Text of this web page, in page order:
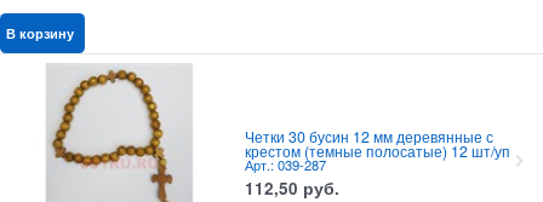
В корзину
Четки 30 бусин 12 мм деревянные с
крестом (темные полосатые) 12 шт/уп
Арт.: 039-287
112,50 руб.